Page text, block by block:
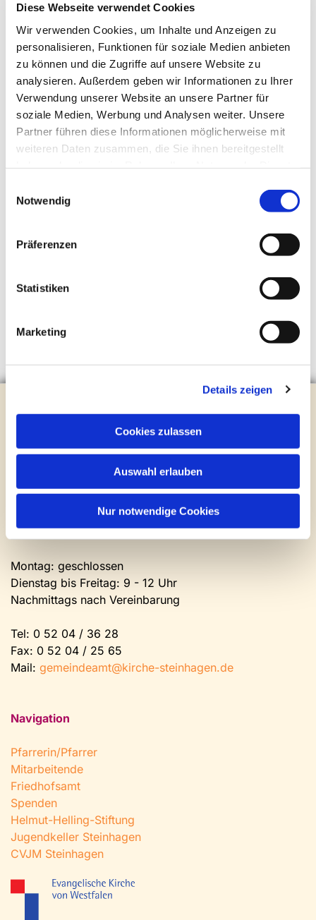
Diese Webseite verwendet Cookies
Wir verwenden Cookies, um Inhalte und Anzeigen zu
personalisieren, Funktionen für soziale Medien anbieten
zu können und die Zugriffe auf unsere Website zu
analysieren. Außerdem geben wir Informationen zu Ihrer
Verwendung unserer Website an unsere Partner für
soziale Medien, Werbung und Analysen weiter. Unsere
Partner führen diese Informationen möglicherweise mit
weiteren Daten zusammen, die Sie ihnen bereitgestellt
Notwendig
Präferenzen
Statistiken
Marketing
Details zeigen
Cookies zulassen
Auswahl erlauben
Nur notwendige Cookies
Haus der Begegnung.
Eine Anmeldung ist nicht erforderlich.
Frau Marion Dawidowski, Tel.: 0151 / 72 14 02 61
Mail:marion.dawidowski@kirche-steinhagen.de
Brockhagener Straße 28 | 33803 Steinhagen
0 52 04 / 36 28
Mail:gemeindeamt@kirche-steinhagen.de
Newsletter abonnieren
Kontakt und Öffnungszeiten
Gemeinde- und Friedhofsamt
Montag: geschlossen
Dienstag bis Freitag: 9 - 12 Uhr
Nachmittags nach Vereinbarung
Tel: 0 52 04 / 36 28
Fax: 0 52 04 / 25 65
Mail: gemeindeamt@kirche-steinhagen.de
Navigation
Pfarrerin/Pfarrer
Mitarbeitende
Friedhofsamt
Spenden
Helmut-Helling-Stiftung
Jugendkeller Steinhagen
CVJM Steinhagen